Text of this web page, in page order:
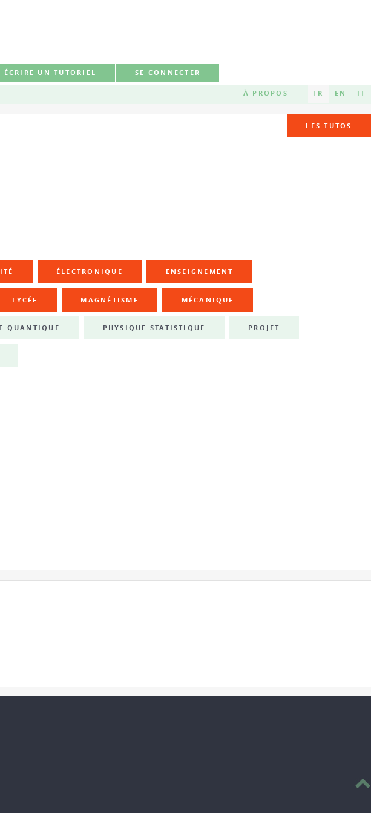
ÉCRIRE UN TUTORIEL SE CONNECTER
À PROPOS FR EN IT
LES TUTOS
ÉLECTRONIQUE ENSEIGNEMENT
LYCÉE MAGNÉTISME MÉCANIQUE
QUANTIQUE PHYSIQUE STATISTIQUE PROJET